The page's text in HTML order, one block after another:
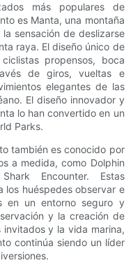
más populares de
es Manta, una montaña
sensación de deslizarse
raya. El diseño único de
propensos, boca
de giros, vueltas e
elegantes de las
El diseño innovador y
lo han convertido en un
Parks.
también es conocido por
a medida, como Dolphin
Encounter. Estas
los huéspedes observar e
en un entorno seguro y
y la creación de
y la vida marina,
continúa siendo un líder